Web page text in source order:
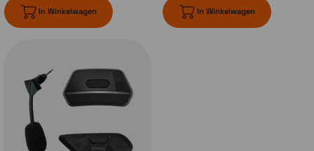
Communicatiesysteem
heeft Schuberth ook een nieuw
communicatiesysteem geïntroduceerd.
Schuberth SC2 systeem
bestaat uit de module zelf welk achterop de
helm gemonteerd wordt en daar aangesloten
In Winkelwagen In Winkelwagen